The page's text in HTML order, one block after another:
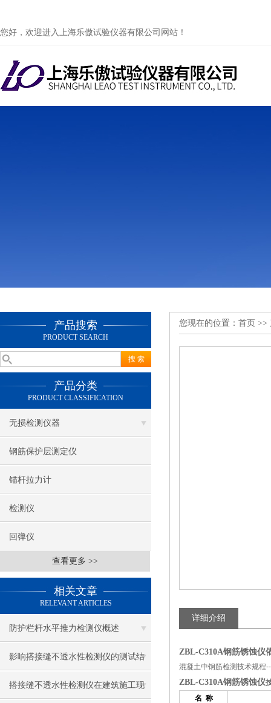
您好，欢迎进入上海乐傲试验仪器有限公司网站！
产品搜索
PRODUCT SEARCH
产品分类
PRODUCT CLASSIFICATION
无损检测仪器
钢筋保护层测定仪
锚杆拉力计
检测仪
回弹仪
查看更多 >>
相关文章
RELEVANT ARTICLES
防护栏杆水平推力检测仪概述
影响搭接缝不透水性检测仪的测试结
果的因素有哪些？
搭接缝不透水性检测仪在建筑施工现
您现在的位置： 首页 >>
详细介绍
ZBL-C310A钢筋锈蚀仪
混凝土中钢筋检测技术规程
ZBL-C310A钢筋锈蚀仪​
名 称